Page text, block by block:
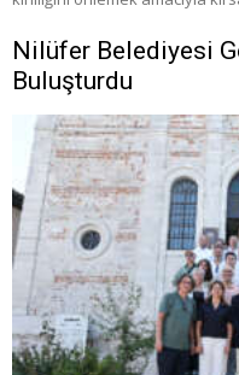
Nilüfer Belediyesi
Buluşturdu